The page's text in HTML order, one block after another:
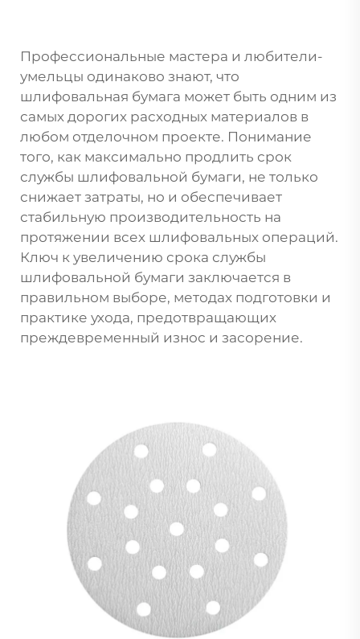
Профессиональные мастера и любители-
умельцы одинаково знают, что
шлифовальная бумага может быть одним из
самых дорогих расходных материалов в
любом отделочном проекте. Понимание
того, как максимально продлить срок
службы шлифовальной бумаги, не только
снижает затраты, но и обеспечивает
стабильную производительность на
протяжении всех шлифовальных операций.
Ключ к увеличению срока службы
шлифовальной бумаги заключается в
правильном выборе, методах подготовки и
практике ухода, предотвращающих
преждевременный износ и засорение.